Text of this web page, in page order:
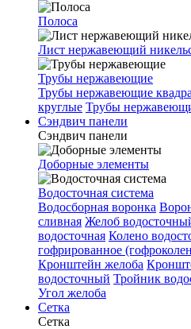
Полоса
Лист нержавеющий
Трубы нержавеющие
Трубы нержавеющие
круглые Трубы
Сэндвич панели
Сэндвич панели
Доборные элементы
Водосточная система
Водосборная воронка
сливная Желоб
водосточная Колено
гофрированное
Кронштейн желоба
водосточный Тройник
Угол желоба
Сетка
Сетка